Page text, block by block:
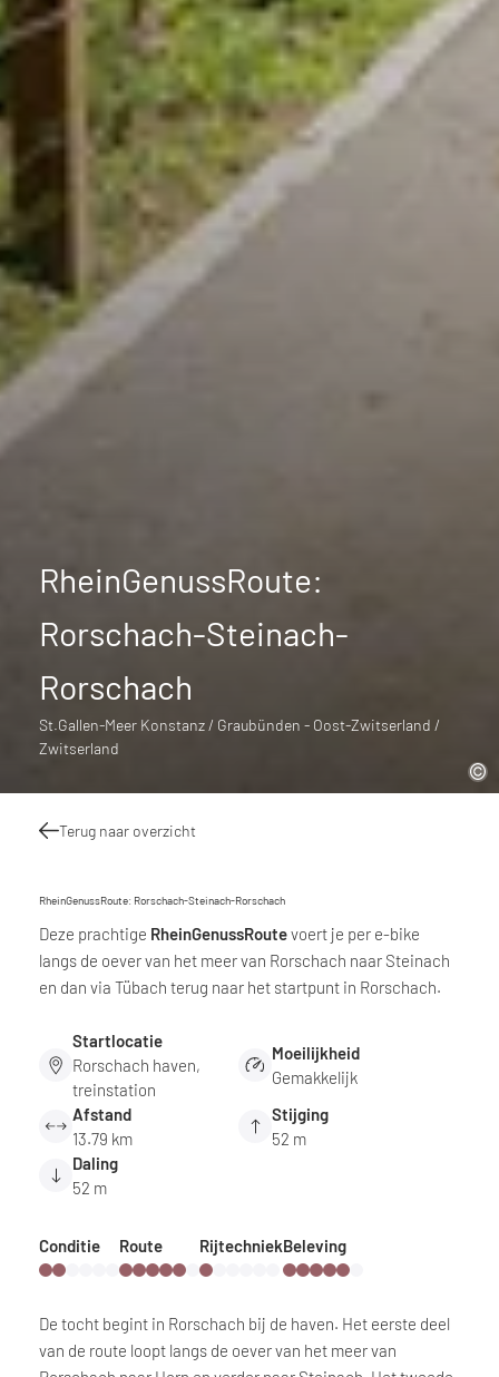
RheinGenussRoute:
Rorschach-Steinach-
Rorschach
St.Gallen-Meer Konstanz / Graubünden - Oost-Zwitserland /
Zwitserland
Terug naar overzicht
RheinGenussRoute: Rorschach-Steinach-Rorschach
Deze prachtige RheinGenussRoutevoert je per e-bike
langs de oever van het meer van Rorschach naar Steinach
en dan via Tübach terug naar het startpunt in Rorschach.
Startlocatie
Rorschach haven,
treinstation
Moeilijkheid
Gemakkelijk
Afstand
13.79 km
Stijging
52 m
Daling
52 m
Conditie Route RijtechniekBeleving
De tocht begint in Rorschach bij de haven. Het eerste deel
van de route loopt langs de oever van het meer van